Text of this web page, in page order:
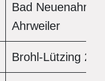
Bad Neuenahr-
Ahrweiler
Brohl-Lützing 2